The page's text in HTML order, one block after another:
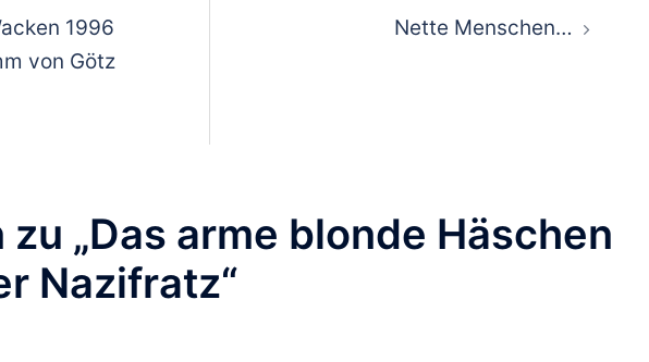
1996
von Götz
Nette Menschen…
„Das arme blonde Häschen
Nazifratz“